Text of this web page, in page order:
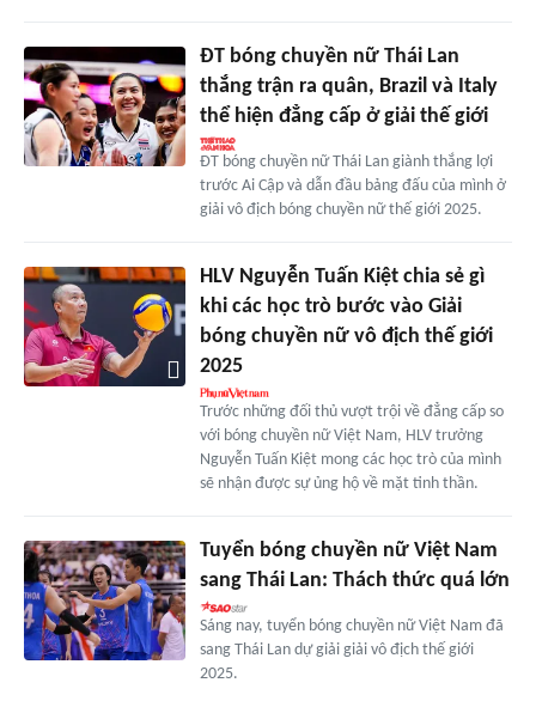
ĐT bóng chuyền nữ Thái Lan
thắng trận ra quân, Brazil và Italy
thể hiện đẳng cấp ở giải thế giới
ĐT bóng chuyền nữ Thái Lan giành thắng lợi
trước Ai Cập và dẫn đầu bảng đấu của mình ở
giải vô địch bóng chuyền nữ thế giới 2025.
HLV Nguyễn Tuấn Kiệt chia sẻ gì
khi các học trò bước vào Giải
bóng chuyền nữ vô địch thế giới
2025
Trước những đối thủ vượt trội về đẳng cấp so
với bóng chuyền nữ Việt Nam, HLV trưởng
Nguyễn Tuấn Kiệt mong các học trò của mình
sẽ nhận được sự ủng hộ về mặt tinh thần.
Tuyển bóng chuyền nữ Việt Nam
sang Thái Lan: Thách thức quá lớn
Sáng nay, tuyển bóng chuyền nữ Việt Nam đã
sang Thái Lan dự giải giải vô địch thế giới
2025.